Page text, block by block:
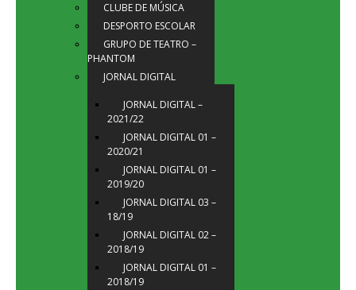
CLUBE DE MÚSICA
DESPORTO ESCOLAR
GRUPO DE TEATRO –
PHANTOM
JORNAL DIGITAL
JORNAL DIGITAL –
2021/22
JORNAL DIGITAL 01 –
2020/21
JORNAL DIGITAL 01 –
2019/20
JORNAL DIGITAL 03 –
18/19
JORNAL DIGITAL 02 –
2018/19
JORNAL DIGITAL 01 –
2018/19